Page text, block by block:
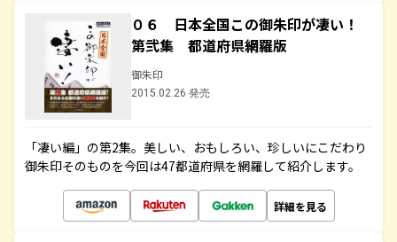
０６ 日本全国この御朱印が凄い！
第弐集 都道府県網羅版
御朱印
2015.02.26 発売
「凄い編」の第2集。美しい、おもしろい、珍しいにこだわり
御朱印そのものを今回は47都道府県を網羅して紹介します。
詳細を見る